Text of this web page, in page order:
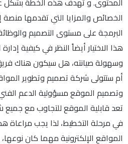
الخصائص والمزايا التي تقدمها منصة
البرمجة على مستوى التصميم
هذا الاختيار أيضاً النظر في كيفية
وسهولة صيانته، هل سيكون هناك
أم ستتولى شركة تصميم وتطوير
وتصميم الموقع مسؤولية الدعم
تعد قابلية الموقع للتجاوب مع جميع
في مرحلة التخطيط، لذا يجب مراعاة
المواقع الإلكترونية مهما كان